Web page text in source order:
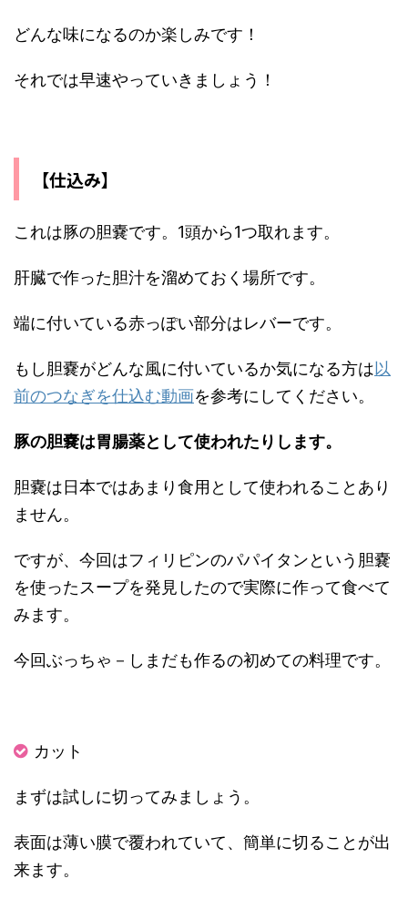
どんな味になるのか楽しみです！
それでは早速やっていきましょう！
【仕込み】
これは豚の胆嚢です。1頭から1つ取れます。
肝臓で作った胆汁を溜めておく場所です。
端に付いている赤っぽい部分はレバーです。
もし胆嚢がどんな風に付いているか気になる方は以
前のつなぎを仕込む動画を参考にしてください。
豚の胆嚢は胃腸薬として使われたりします。
胆嚢は日本ではあまり食用として使われることあり
ません。
ですが、今回はフィリピンのパパイタンという胆嚢
を使ったスープを発見したので実際に作って食べて
みます。
今回ぶっちゃ－しまだも作るの初めての料理です。
カット
まずは試しに切ってみましょう。
表面は薄い膜で覆われていて、簡単に切ることが出
来ます。